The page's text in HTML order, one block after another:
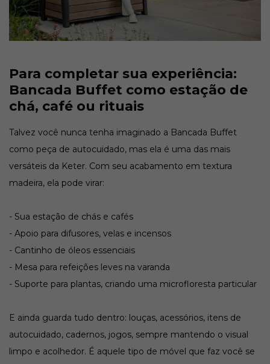
Para completar sua experiência:
Bancada Buffet como estação de
chá, café ou rituais
Talvez você nunca tenha imaginado a Bancada Buffet
como peça de autocuidado, mas ela é uma das mais
versáteis da Keter. Com seu acabamento em textura
madeira, ela pode virar:
- Sua estação de chás e cafés
- Apoio para difusores, velas e incensos
- Cantinho de óleos essenciais
- Mesa para refeições leves na varanda
- Suporte para plantas, criando uma microfloresta particular
E ainda guarda tudo dentro: louças, acessórios, itens de
autocuidado, cadernos, jogos, sempre mantendo o visual
limpo e acolhedor. É aquele tipo de móvel que faz você se